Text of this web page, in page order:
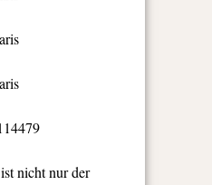
ist nicht nur der